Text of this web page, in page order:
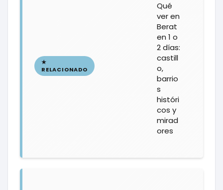
Qué
ver en
Berat
en 1 o
2 días:
castill
o,
barrio
s
históri
cos y
mirad
ores